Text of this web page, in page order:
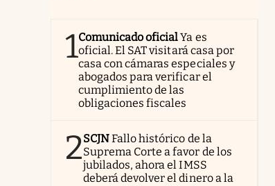
1Comunicado oficialYa es
oficial. El SAT visitará casa por
casa con cámaras especiales y
abogados para verificar el
cumplimiento de las
obligaciones fiscales
2SCJNFallo histórico de la
Suprema Corte a favor de los
jubilados, ahora el IMSS
deberá devolver el dinero a la